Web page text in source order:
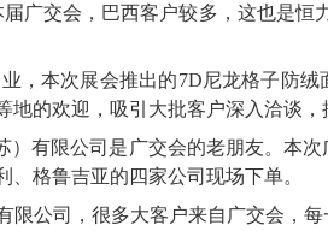
广交会，巴西客户较多，这也是恒
，本次展会推出的7D尼龙格子防
的欢迎，吸引大批客户深入洽谈，
有限公司是广交会的老朋友。本
格鲁吉亚的四家公司现场下单。
公司，很多大客户来自广交会，每